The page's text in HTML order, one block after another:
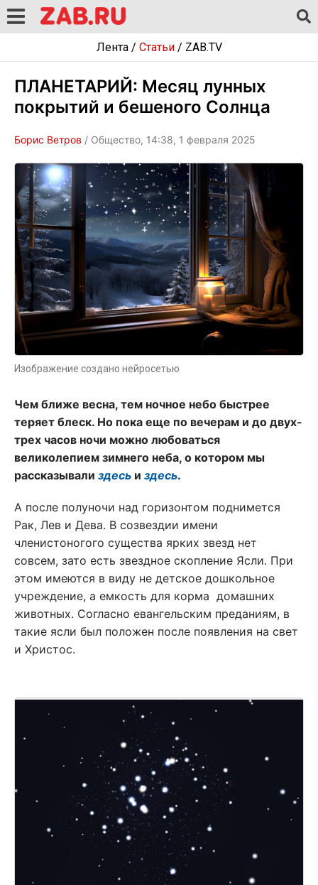
Лента/ Статьи/ ZAB.TV
ПЛАНЕТАРИЙ: Месяц лунных
покрытий и бешеного Солнца
Борис Ветров / Общество, 14:38, 1 февраля 2025
Изображение создано нейросетью
Чем ближе весна, тем ночное небо быстрее
теряет блеск. Но пока еще по вечерам и до двух-
трех часов ночи можно любоваться
великолепием зимнего неба, о котором мы
рассказывали здесь и здесь.
А после полуночи над горизонтом поднимется
Рак, Лев и Дева. В созвездии имени
членистоногого существа ярких звезд нет
совсем, зато есть звездное скопление Ясли. При
этом имеются в виду не детское дошкольное
учреждение, а емкость для корма домашних
животных. Согласно евангельским преданиям, в
такие ясли был положен после появления на свет
и Христос.